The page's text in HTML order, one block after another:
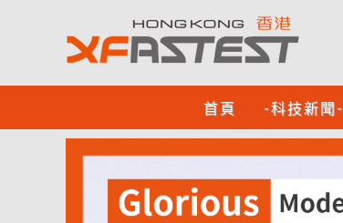
首頁 -科技新聞-